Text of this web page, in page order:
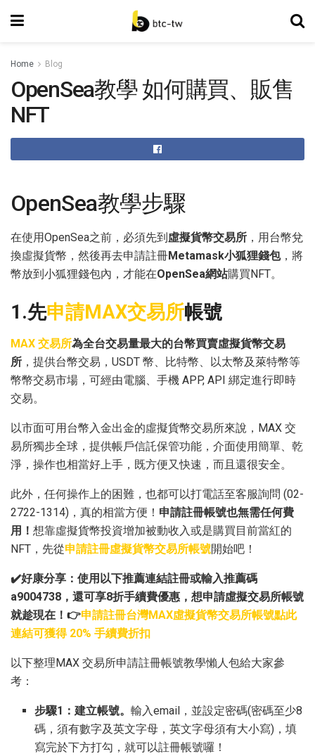
Home Blog
OpenSea教學 如何購買、販售
NFT
OpenSea教學步驟
在使用OpenSea之前，必須先到 虛擬貨幣交易所 ，用台幣兌
換虛擬貨幣，然後再去申請註冊Metamask小狐狸錢包，將
幣放到小狐狸錢包內，才能在OpenSea網站購買NFT。
1.先申請MAX交易所帳號
MAX 交易所為全台交易量最大的台幣買賣虛擬貨幣交易
所 ，提供台幣交易，USDT 幣、比特幣、以太幣及萊特幣等
幣幣交易市場，可經由電腦、手機 APP, API 綁定進行即時
交易。
以市面可用台幣入金出金的虛擬貨幣交易所來說，MAX 交
易所獨步全球，提供帳戶信託保管功能，介面使用簡單、乾
淨，操作也相當好上手，既方便又快速，而且還很安全。
此外，任何操作上的困難，也都可以打電話至客服詢問 (02-
2722-1314)，真的相當方便！ 申請註冊帳號也無需任何費
用！ 想靠虛擬貨幣投資增加被動收入或是購買目前當紅的
NFT，先從申請註冊虛擬貨幣交易所帳號開始吧！
✔️好康分享：使用以下推薦連結註冊或輸入推薦碼
a9004738，還可享8折手續費優惠，想申請虛擬交易所帳號
就趁現在！👉申請註冊台灣MAX虛擬貨幣交易所帳號點此
連結可獲得 20% 手續費折扣
以下整理MAX 交易所申請註冊帳號教學懶人包給大家參
考：
步驟1：建立帳號。輸入email，並設定密碼(密碼至少8
碼，須有數字及英文字母，英文字母須有大小寫)，填
寫完於下方打勾，就可以註冊帳號囉！